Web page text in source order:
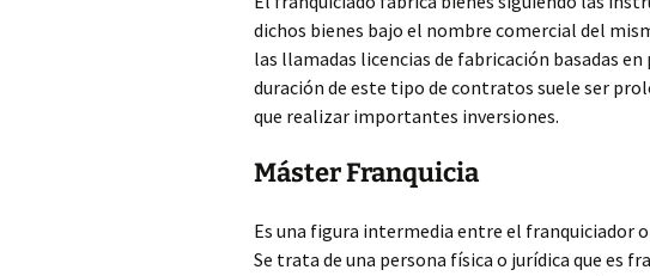
dichos bienes bajo el nombre comercial del
las llamadas licencias de fabricación basadas
duración de este tipo de contratos suele ser
que realizar importantes inversiones.
Máster Franquicia
Es una figura intermedia entre el franquiciador
Se trata de una persona física o jurídica que es